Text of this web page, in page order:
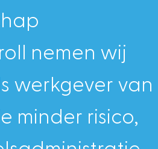
Blog
Sport met
nemen wij
werkgever van
minder risico,